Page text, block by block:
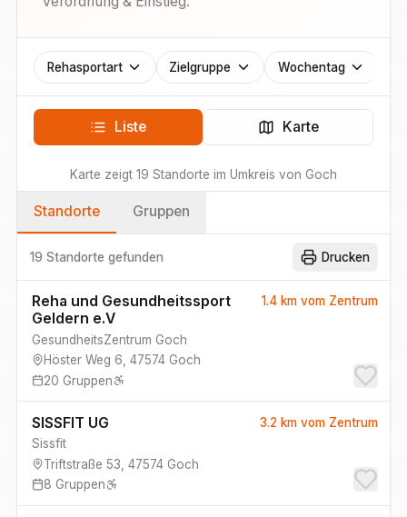
Rehasportart Zielgruppe Wochentag
Liste Karte
Karte zeigt 19 Standorte im Umkreis von Goch
Standorte Gruppen
19 Standorte gefunden Drucken
Reha und Gesundheitssport
Geldern e.V
GesundheitsZentrum Goch
Höster Weg 6 47574 Goch
20 Gruppen
1.4 kmvom Zentrum
SISSFIT UG
Sissfit
Triftstraße 53 47574 Goch
8 Gruppen
3.2 kmvom Zentrum